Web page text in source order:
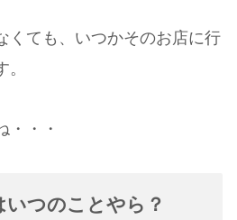
くても、いつかそのお店に行
・・・
つのことやら？